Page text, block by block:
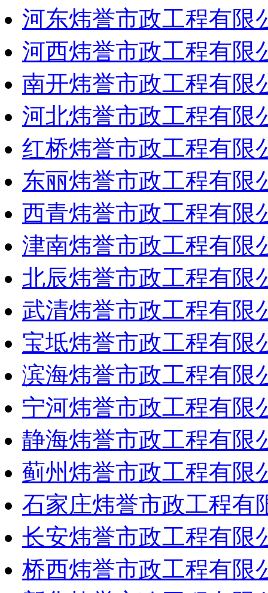
河东炜誉市政工程有限
河西炜誉市政工程有限
南开炜誉市政工程有限
河北炜誉市政工程有限
红桥炜誉市政工程有限
东丽炜誉市政工程有限
西青炜誉市政工程有限
津南炜誉市政工程有限
北辰炜誉市政工程有限
武清炜誉市政工程有限
宝坻炜誉市政工程有限
滨海炜誉市政工程有限
宁河炜誉市政工程有限
静海炜誉市政工程有限
蓟州炜誉市政工程有限
石家庄炜誉市政工程有
长安炜誉市政工程有限
桥西炜誉市政工程有限